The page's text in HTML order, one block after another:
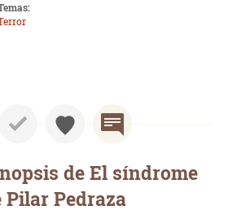
de El síndrome
Pilar Pedraza